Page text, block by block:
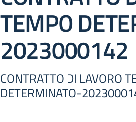
TEMPO
2023000142
CONTRATTO DI LAVORO
DETERMINATO-